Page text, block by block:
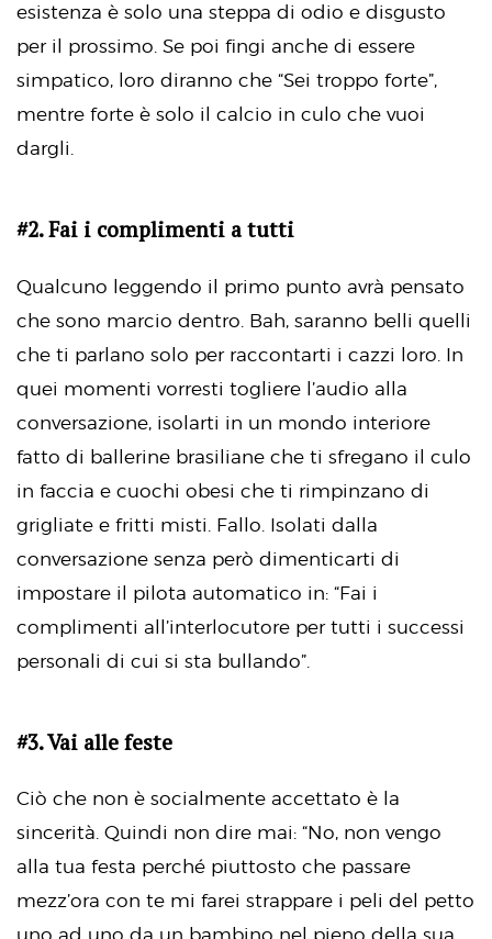
esistenza è solo una steppa di odio e disgusto
per il prossimo. Se poi fingi anche di essere
simpatico, loro diranno che “Sei troppo forte”,
mentre forte è solo il calcio in culo che vuoi
dargli.
#2. Fai i complimenti a tutti
Qualcuno leggendo il primo punto avrà pensato
che sono marcio dentro. Bah, saranno belli quelli
che ti parlano solo per raccontarti i cazzi loro. In
quei momenti vorresti togliere l’audio alla
conversazione, isolarti in un mondo interiore
fatto di ballerine brasiliane che ti sfregano il culo
in faccia e cuochi obesi che ti rimpinzano di
grigliate e fritti misti. Fallo. Isolati dalla
conversazione senza però dimenticarti di
impostare il pilota automatico in: “Fai i
complimenti all’interlocutore per tutti i successi
personali di cui si sta bullando”.
#3. Vai alle feste
Ciò che non è socialmente accettato è la
sincerità. Quindi non dire mai: “No, non vengo
alla tua festa perché piuttosto che passare
mezz’ora con te mi farei strappare i peli del petto